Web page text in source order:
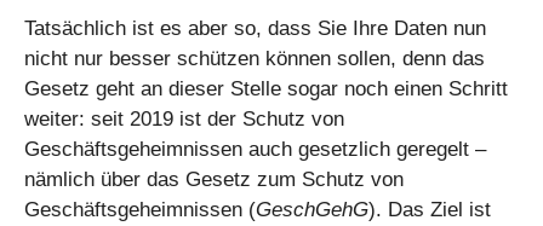
Tatsächlich ist es aber so, dass Sie Ihre Daten nun
nicht nur besser schützen können sollen, denn das
Gesetz geht an dieser Stelle sogar noch einen Schritt
weiter: seit 2019 ist der Schutz von
Geschäftsgeheimnissen auch gesetzlich geregelt –
nämlich über das Gesetz zum Schutz von
Geschäftsgeheimnissen (GeschGehG). Das Ziel ist